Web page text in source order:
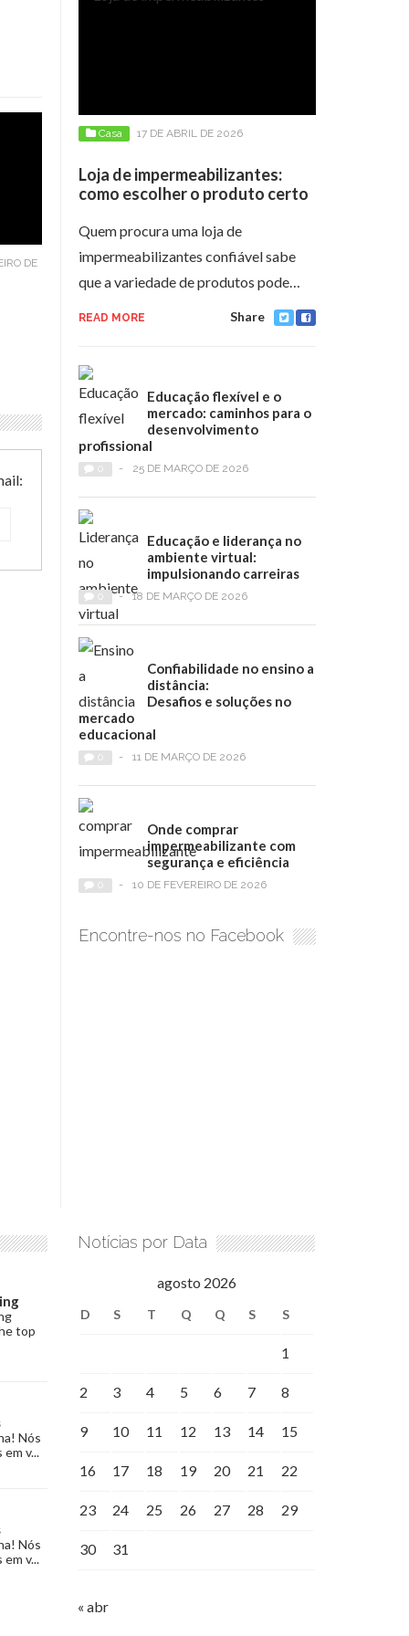
DE
Casa 17 DE ABRIL DE 2026
Loja de impermeabilizantes:
como escolher o produto certo
Quem procura uma loja de
impermeabilizantes confiável sabe
que a variedade de produtos pode…
READ MORE Share
Educação flexível e o
mercado: caminhos para o
desenvolvimento
profissional
- 25 DE MARÇO DE 2026
Educação e liderança no
ambiente virtual:
impulsionando carreiras
- 18 DE MARÇO DE 2026
Confiabilidade no ensino a
distância:
Desafios e soluções no
mercado
educacional
- 11 DE MARÇO DE 2026
Onde comprar
impermeabilizante com
segurança e eficiência
- 10 DE FEVEREIRO DE 2026
Encontre-nos no Facebook
top
Nós
v...
Nós
v...
Notícias por Data
agosto 2026
D S T Q Q S S
1
2 3 4 5 6 7 8
9 10 11 12 13 14 15
16 17 18 19 20 21 22
23 24 25 26 27 28 29
30 31
« abr